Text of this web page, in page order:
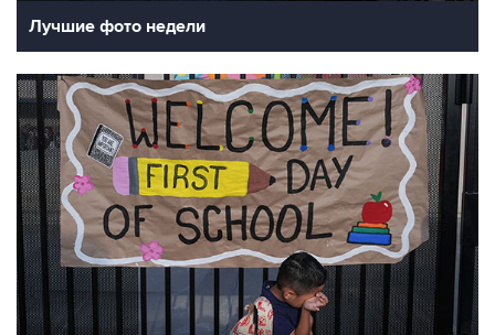
Лучшие фото недели